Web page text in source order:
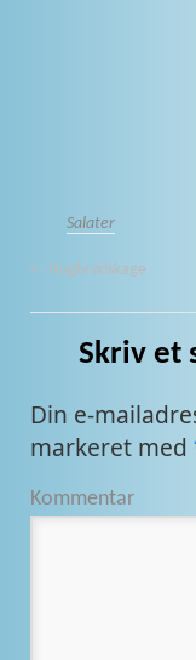
Salater
← Rugbrødskage
Skriv et
Din e-
markeret med
Kommentar